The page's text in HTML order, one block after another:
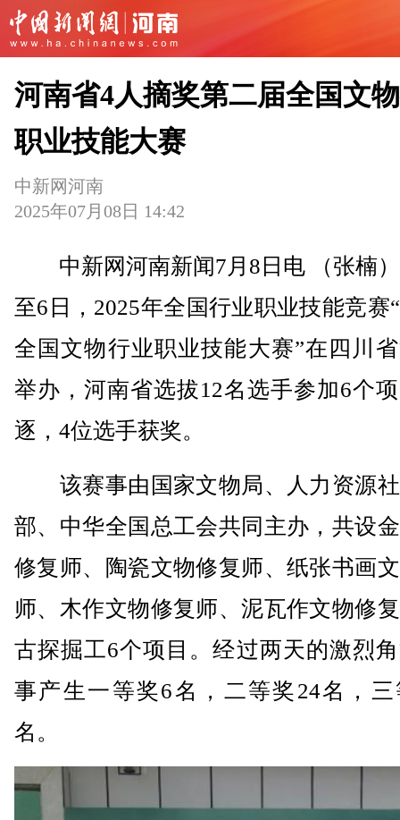
河南省4人摘奖第二届全国文
职业技能大赛
中新网河南
2025年07月08日 14:42
中新网河南新闻7月8日电 （张楠）
至6日，2025年全国行业职业技能竞赛
全国文物行业职业技能大赛”在四川
举办，河南省选拔12名选手参加6个
逐，4位选手获奖。
该赛事由国家文物局、人力资源
部、中华全国总工会共同主办，共设
修复师、陶瓷文物修复师、纸张书画
师、木作文物修复师、泥瓦作文物修
古探掘工6个项目。经过两天的激烈
事产生一等奖6名，二等奖24名，三
名。